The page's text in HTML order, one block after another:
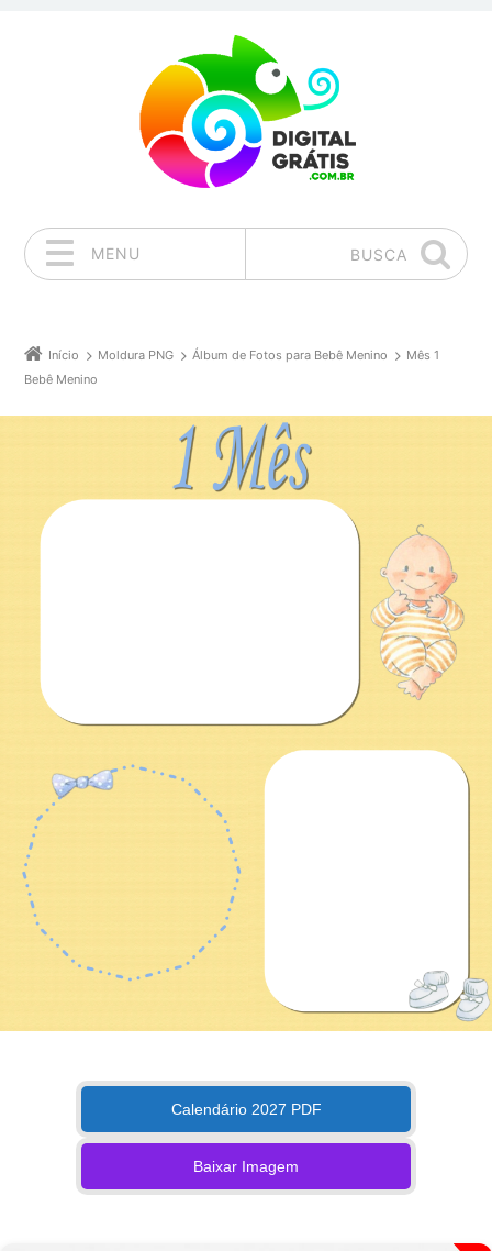
MENU BUSCA
Início Moldura PNG Álbum de Fotos para Bebê Menino
Mês 1
Bebê Menino
Calendário 2027 PDF
Baixar Imagem